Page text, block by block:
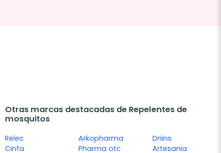
Otras marcas destacadas de Repelentes de
mosquitos
Relec
Cinfa
Arkopharma
Pharma otc
Dnins
Artesania